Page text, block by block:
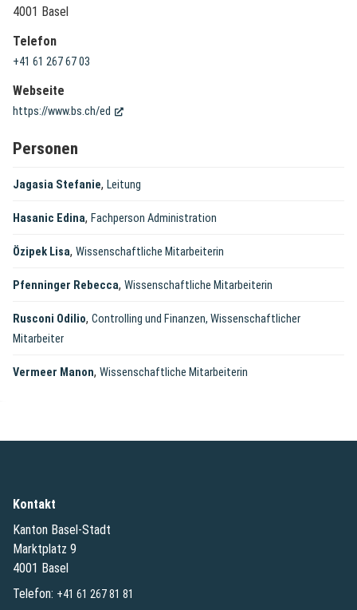
4001 Basel
Telefon
+41 61 267 67 03
Webseite
https://www.bs.ch/ed (External Link)
Personen
Jagasia Stefanie, Leitung
Hasanic Edina, Fachperson Administration
Özipek Lisa, Wissenschaftliche Mitarbeiterin
Pfenninger Rebecca, Wissenschaftliche Mitarbeiterin
Rusconi Odilio, Controlling und Finanzen, Wissenschaftlicher
Mitarbeiter
Vermeer Manon, Wissenschaftliche Mitarbeiterin
Kontakt
Kanton Basel-Stadt
Marktplatz 9
4001 Basel
Telefon: +41 61 267 81 81